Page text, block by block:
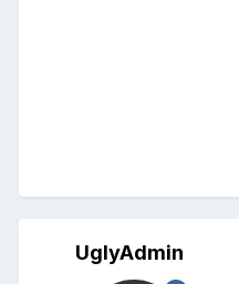
UglyAdmin